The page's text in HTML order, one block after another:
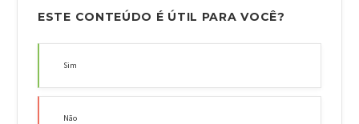
ESTE CONTEÚDO É ÚTIL PARA VOCÊ?
Sim
Não